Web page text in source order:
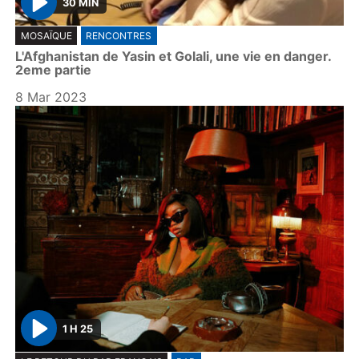
P
l
a
y
30 MIN
MOSAÏQUE RENCONTRES
L'Afghanistan de Yasin et Golali, une vie en danger.
2eme partie
8 Mar 2023
P
1 H 25